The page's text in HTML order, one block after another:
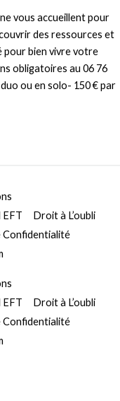
vous accueillent pour
des ressources et
pour bien vivre votre
obligatoires au 06 76
ou en solo- 150 € par
EFT
Droit à L’oubli
Confidentialité
EFT
Droit à L’oubli
Confidentialité